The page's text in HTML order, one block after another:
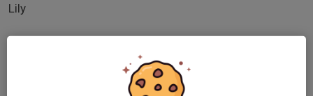
Lily